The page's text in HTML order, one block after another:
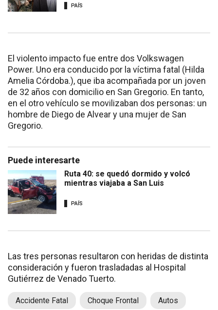
PAÍS
El violento impacto fue entre dos Volkswagen
Power. Uno era conducido por la víctima fatal (Hilda
Amelia Córdoba.), que iba acompañada por un joven
de 32 años con domicilio en San Gregorio. En tanto,
en el otro vehículo se movilizaban dos personas: un
hombre de Diego de Alvear y una mujer de San
Gregorio.
Puede interesarte
Ruta 40: se quedó dormido y volcó
mientras viajaba a San Luis
PAÍS
Las tres personas resultaron con heridas de distinta
consideración y fueron trasladadas al Hospital
Gutiérrez de Venado Tuerto.
Accidente Fatal Choque Frontal Autos